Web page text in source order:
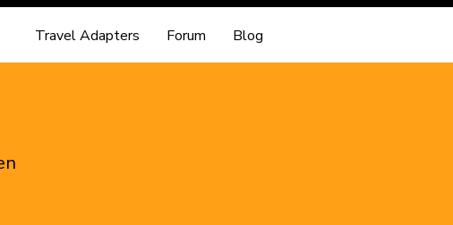
Travel Adapters Forum Blog